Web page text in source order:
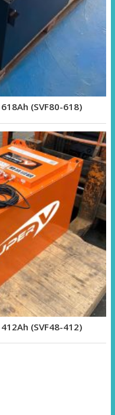
(SVF80-618)
(SVF48-412)